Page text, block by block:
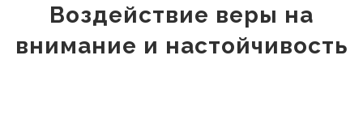
Воздействие веры на
внимание и настойчивость